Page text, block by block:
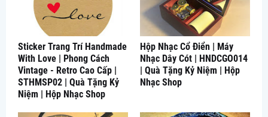
Sticker Trang Trí Handmade
With Love | Phong Cách
Vintage - Retro Cao Cấp |
STHMSP02 | Quà Tặng Kỷ
Niệm | Hộp Nhạc Shop
Hộp Nhạc Cổ Điển | Máy
Nhạc Dây Cót | HNDCGO014
| Quà Tặng Kỷ Niệm | Hộp
Nhạc Shop